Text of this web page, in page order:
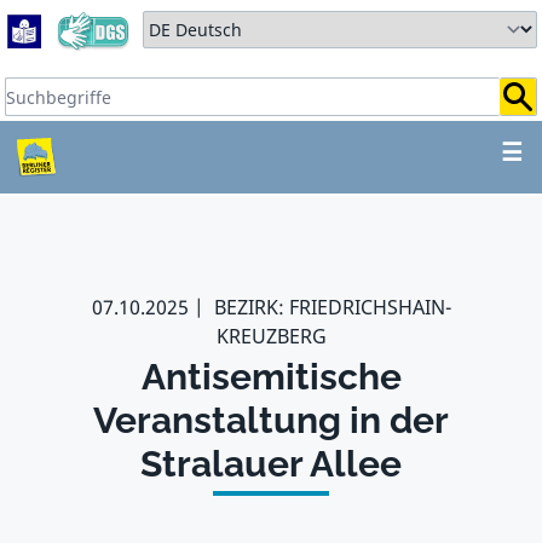
Zum Hauptbereich springen
Zum Hauptmenü springen
Sprache auswählen:
Suchbegriffe:
☰
ZUM HAUPTBEREICH
07.10.2025
BEZIRK: FRIEDRICHSHAIN-
KREUZBERG
Antisemitische
Veranstaltung in der
Stralauer Allee